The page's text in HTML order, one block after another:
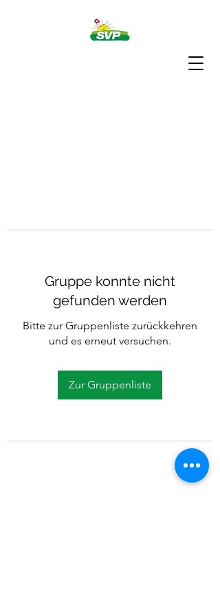
Gruppe konnte nicht
gefunden werden
Bitte zur Gruppenliste zurückkehren
und es erneut versuchen.
Zur Gruppenliste